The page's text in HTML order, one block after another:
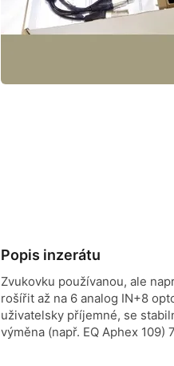
Popis inzerátu
Zvukovku používanou, ale
rošířit až na 6 analog IN+8
uživatelsky příjemné, se
výměna (např. EQ Aphex